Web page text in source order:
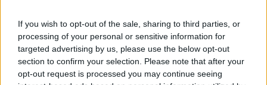
If you wish to opt-out of the sale, sharing to third parties, or
processing of your personal or sensitive information for
targeted advertising by us, please use the below opt-out
section to confirm your selection. Please note that after your
opt-out request is processed you may continue seeing